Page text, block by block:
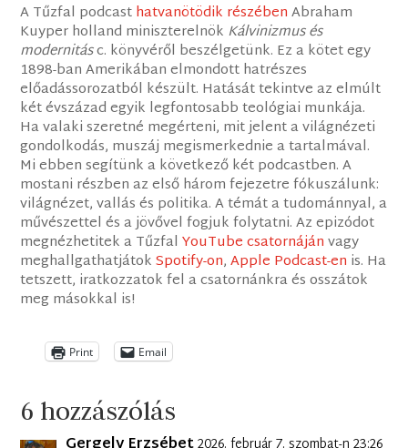
A Tűzfal podcasthatvanötödik részébenAbraham
Kuyper holland miniszterelnök Kálvinizmus és
modernitásc. könyvéről beszélgetünk. Ez a kötet egy
1898-ban Amerikában elmondott hatrészes
előadássorozatból készült. Hatását tekintve az elmúlt
két évszázad egyik legfontosabb teológiai munkája.
Ha valaki szeretné megérteni, mit jelent a világnézeti
gondolkodás, muszáj megismerkednie a tartalmával.
Mi ebben segítünk a következő két podcastben. A
mostani részben az első három fejezetre fókuszálunk:
világnézet, vallás és politika. A témát a tudománnyal, a
művészettel és a jövővel fogjuk folytatni. Az epizódot
megnézhetitek a TűzfalYouTube csatornájánvagy
meghallgathatjátokSpotify-on,Apple Podcast-en is. Ha
tetszett, iratkozzatok fel a csatornánkra és osszátok
meg másokkal is!
Print Email
6 hozzászólás